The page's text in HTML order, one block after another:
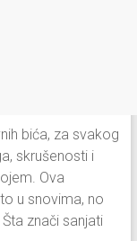
bića, za svakog
skrušenosti i
Ova
u snovima, no
znači sanjati